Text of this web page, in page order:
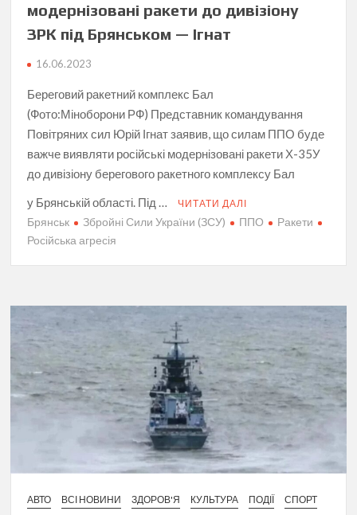
модернізовані ракети до дивізіону
ЗРК під Брянськом — Ігнат
16.06.2023
Береговий ракетний комплекс Бал
(Фото:Міноборони РФ) Представник командування
Повітряних сил Юрій Ігнат заявив, що силам ППО буде
важче виявляти російські модернізовані ракети Х-35У
до дивізіону берегового ракетного комплексу Бал
у Брянській області. Під …
ЧИТАТИ ДАЛІ
Брянськ Збройні Сили України (ЗСУ) ППО
Ракети
Російська агресія
АВТО ВСІ НОВИНИ ЗДОРОВ'Я КУЛЬТУРА ПОДІЇ
СПОРТ